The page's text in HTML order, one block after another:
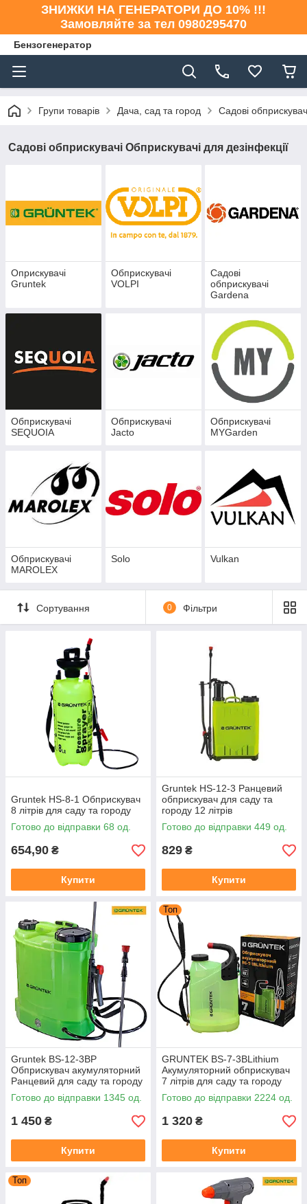
ЗНИЖКИ НА ГЕНЕРАТОРИ ДО 10% !!!
Замовляйте за тел 0980295470
Бензогенератор
Групи товарів Дача, сад та город Садові
Садові обприскувачі Обприскувачі для дезінфекції
Оприскувачі
Gruntek
Обприскувачі
VOLPI
Садові
обприскувачі
Gardena
Обприскувачі
SEQUOIA
Обприскувачі
Jacto
Обприскувачі
MYGarden
Обприскувачі
MAROLEX
Solo Vulkan
Сортування 0 Фільтри
Gruntek HS-8-1 Обприскувач
8 літрів для саду та городу
Готово до відправки 68 од.
654,90 ₴
Купити
Gruntek HS-12-3 Ранцевий
обприскувач для саду та
городу 12 літрів
Готово до відправки 449 од.
829 ₴
Купити
Gruntek BS-12-3BP
Обприскувач акумуляторний
Ранцевий для саду та городу
12 літрів
Готово до відправки 1345 од.
1 450 ₴
Купити
Топ
GRUNTEK BS-7-3BLithium
Акумуляторний обприскувач
7 літрів для саду та городу
Готово до відправки 2224 од.
1 320 ₴
Купити
Топ